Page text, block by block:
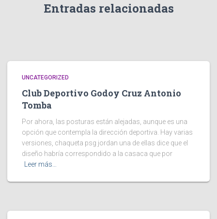
Entradas relacionadas
UNCATEGORIZED
Club Deportivo Godoy Cruz Antonio
Tomba
Por ahora, las posturas están alejadas, aunque es una
opción que contempla la dirección deportiva. Hay varias
versiones, chaqueta psg jordan una de ellas dice que el
diseño habría correspondido a la casaca que por
Leer más…